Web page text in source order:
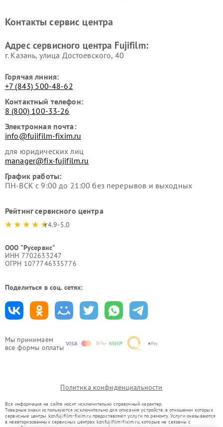
Мы принимаем
все формы оплаты
Контакты сервис центра
Адрес сервисного центра Fujifilm:
г. Казань, улица Достоевского, 40
Горячая линия:
+7 (843) 500-48-62
Контактный телефон:
8 (800) 100-33-26
Электронная почта:
info@fujifilm-fixim.ru
для юридических лиц
manager@fix-fujifilm.ru
График работы:
ПН-ВСК с 9:00 до 21:00 без перерывов и выходных
Рейтинг сервисного центра
4.9-5.0
ООО "Русервис"
ИНН 7702633247
ОГРН 1077746335776
Поделиться в соц. сетях:
Политика конфиденциальности
Вся информация на сайте носит исключительно справочный характер.
Товарные знаки используются исключительно для описания устройств, в отношении которых
сервисные центры kzn.fujifilm-fixim.ru предоставляют услуги по ремонту. Услуги оказываются
в неавторизованных сервисных центрах kzn.fujifilm-fixim.ru, которые не связаны с